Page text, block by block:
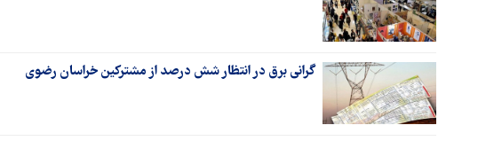
گرانی برق در انتظار شش درصد از مشترکین خراسان رضوی